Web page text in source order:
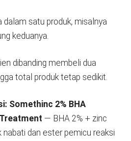
dalam satu produk, misalnya
keduanya.
dibanding membeli dua
total produk tetap sedikit.
Somethinc 2% BHA
— BHA 2% + zinc
dan ester pemicu reaksi